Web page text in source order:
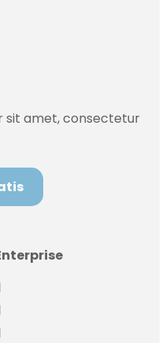
sit amet, consectetur